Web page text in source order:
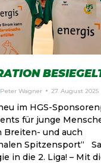
Peter Wagner 27. August 2025
im HGS-
für junge
Breiten- und auch
Spitzensport“
in die 2. Liga! – Mit